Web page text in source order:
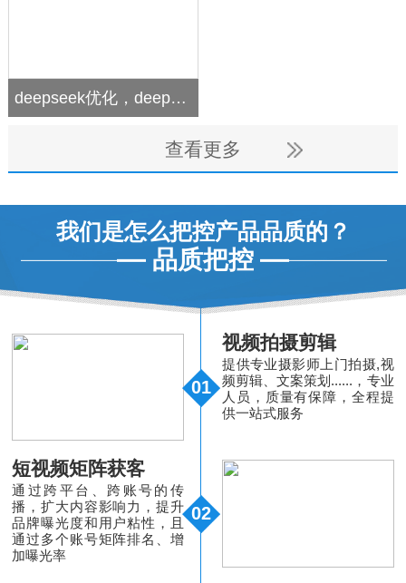
deepseek优化，deepseek优化公司
查看更多
我们是怎么把控产品品质的？
品质把控
01
视频拍摄剪辑
提供专业摄影师上门拍摄,视
频剪辑、文案策划......，专业
人员，质量有保障，全程提
供一站式服务
02
短视频矩阵获客
通过跨平台、跨账号的传
播，扩大内容影响力，提升
品牌曝光度和用户粘性，且
通过多个账号矩阵排名、增
加曝光率